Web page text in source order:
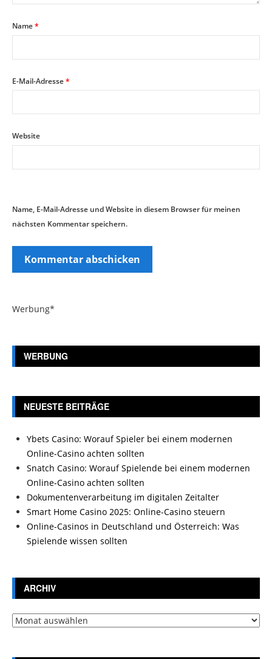
Name*
E-Mail-Adresse*
Website
Name, E-Mail-Adresse und Website in diesem Browser für meinen
nächsten Kommentar speichern.
Werbung*
WERBUNG
NEUESTE BEITRÄGE
Ybets Casino: Worauf Spieler bei einem modernen
Online-Casino achten sollten
Snatch Casino: Worauf Spielende bei einem modernen
Online-Casino achten sollten
Dokumentenverarbeitung im digitalen Zeitalter
Smart Home Casino 2025: Online-Casino steuern
Online-Casinos in Deutschland und Österreich: Was
Spielende wissen sollten
ARCHIV
Archiv